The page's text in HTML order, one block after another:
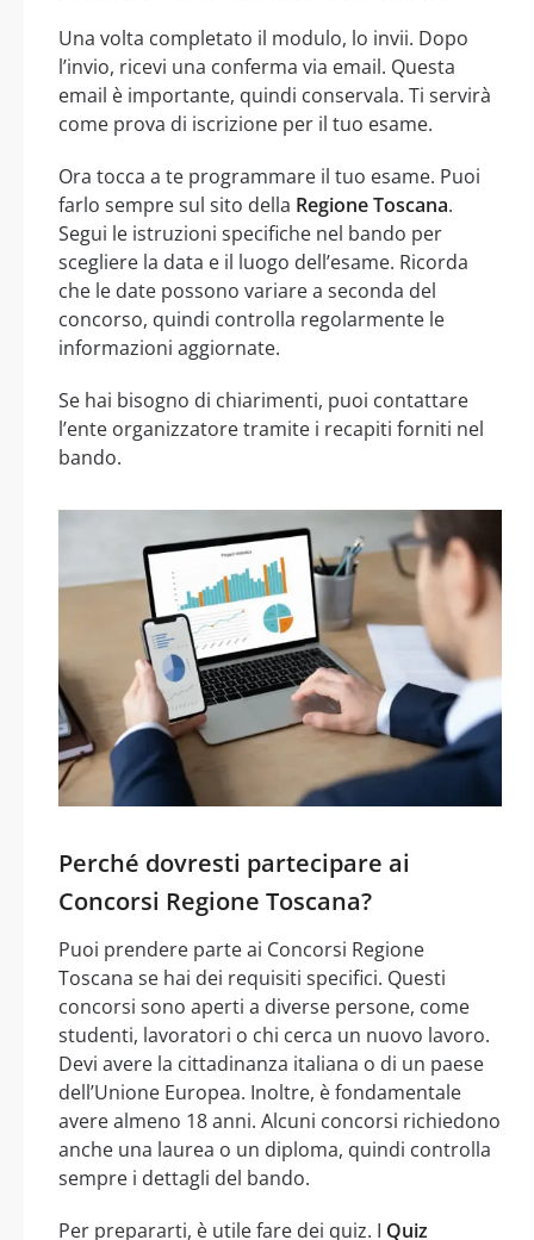
Una volta completato il modulo, lo invii. Dopo
l’invio, ricevi una conferma via email. Questa
email è importante, quindi conservala. Ti servirà
come prova di iscrizione per il tuo esame.
Ora tocca a te programmare il tuo esame. Puoi
farlo sempre sul sito della Regione Toscana.
Segui le istruzioni specifiche nel bando per
scegliere la data e il luogo dell’esame. Ricorda
che le date possono variare a seconda del
concorso, quindi controlla regolarmente le
informazioni aggiornate.
Se hai bisogno di chiarimenti, puoi contattare
l’ente organizzatore tramite i recapiti forniti nel
bando.
Perché dovresti partecipare ai
Concorsi Regione Toscana?
Puoi prendere parte ai Concorsi Regione
Toscana se hai dei requisiti specifici. Questi
concorsi sono aperti a diverse persone, come
studenti, lavoratori o chi cerca un nuovo lavoro.
Devi avere la cittadinanza italiana o di un paese
dell’Unione Europea. Inoltre, è fondamentale
avere almeno 18 anni. Alcuni concorsi richiedono
anche una laurea o un diploma, quindi controlla
sempre i dettagli del bando.
Per prepararti, è utile fare dei quiz. I Quiz